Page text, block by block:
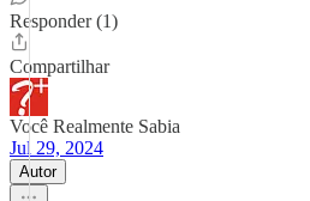
Responder (1)
Compartilhar
Você Realmente Sabia
Jul 29, 2024
Autor